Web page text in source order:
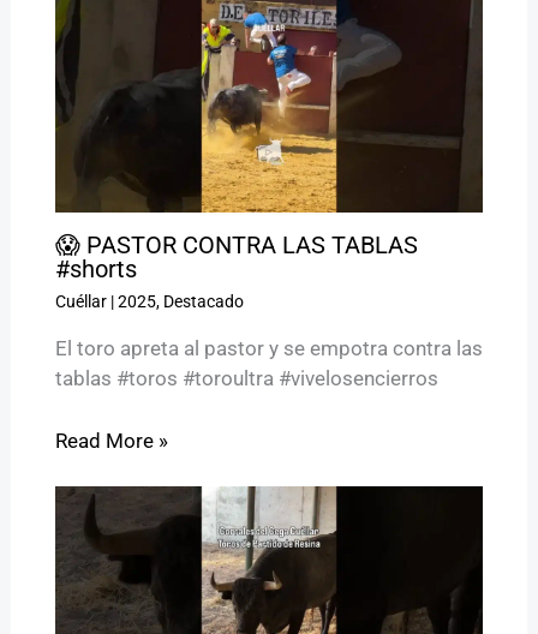
😱 PASTOR CONTRA LAS TABLAS
#shorts
Cuéllar|2025, Destacado
El toro apreta al pastor y se empotra contra las
tablas #toros #toroultra #vivelosencierros
Read More »